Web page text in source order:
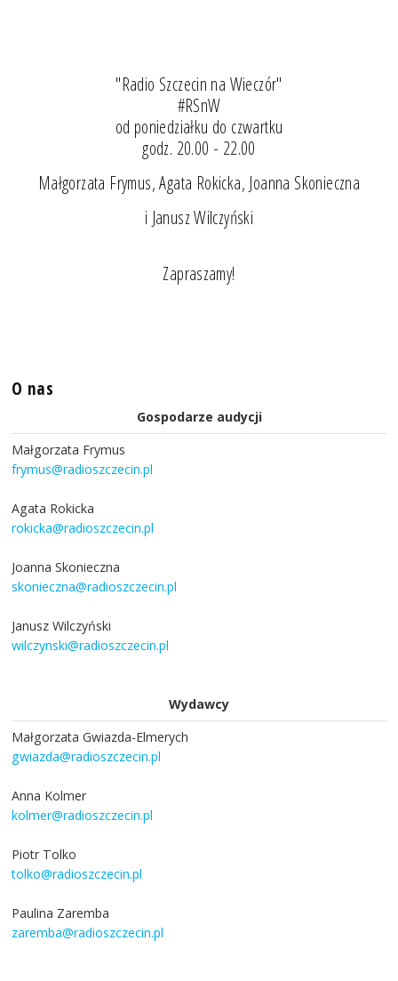
"Radio Szczecin na Wieczór"
#RSnW
od poniedziałku do czwartku
godz. 20.00 - 22.00
Małgorzata Frymus, Agata Rokicka, Joanna Skonieczna
i Janusz Wilczyński
Zapraszamy!
O nas
Gospodarze audycji
Małgorzata Frymus
frymus@radioszczecin.pl
Agata Rokicka
rokicka@radioszczecin.pl
Joanna Skonieczna
skonieczna@radioszczecin.pl
Janusz Wilczyński
wilczynski@radioszczecin.pl
Wydawcy
Małgorzata Gwiazda-Elmerych
gwiazda@radioszczecin.pl
Anna Kolmer
kolmer@radioszczecin.pl
Piotr Tolko
tolko@radioszczecin.pl
Paulina Zaremba
zaremba@radioszczecin.pl